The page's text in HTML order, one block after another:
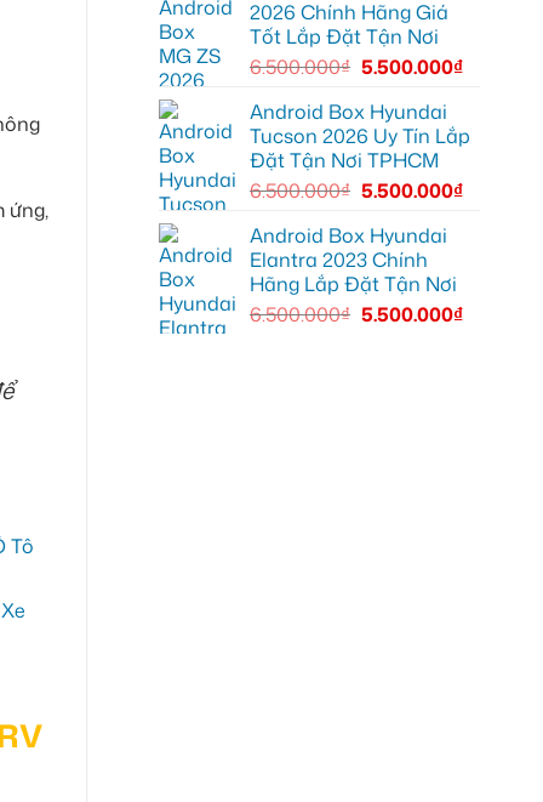
ứng,
2026 Chính Hãng Giá
Tốt Lắp Đặt Tận Nơi
6.500.000₫ 5.500.000₫
Android Box Hyundai
Tucson 2026 Uy Tín Lắp
Đặt Tận Nơi TPHCM
6.500.000₫ 5.500.000₫
Android Box Hyundai
Elantra 2023 Chính
Hãng Lắp Đặt Tận Nơi
6.500.000₫ 5.500.000₫